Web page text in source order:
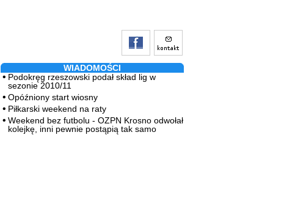
WIADOMOŚCI
Podokręg rzeszowski podał skład lig w
sezonie 2010/11
Opóźniony start wiosny
Piłkarski weekend na raty
Weekend bez futbolu - OZPN Krosno odwołał
kolejkę, inni pewnie postąpią tak samo